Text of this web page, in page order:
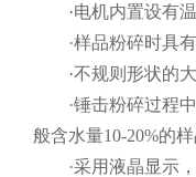
·电机内置设有温
·样品粉碎时具有
·不规则形状的大
·锤击粉碎过程中
般含水量10-20%的
·采用液晶显示，